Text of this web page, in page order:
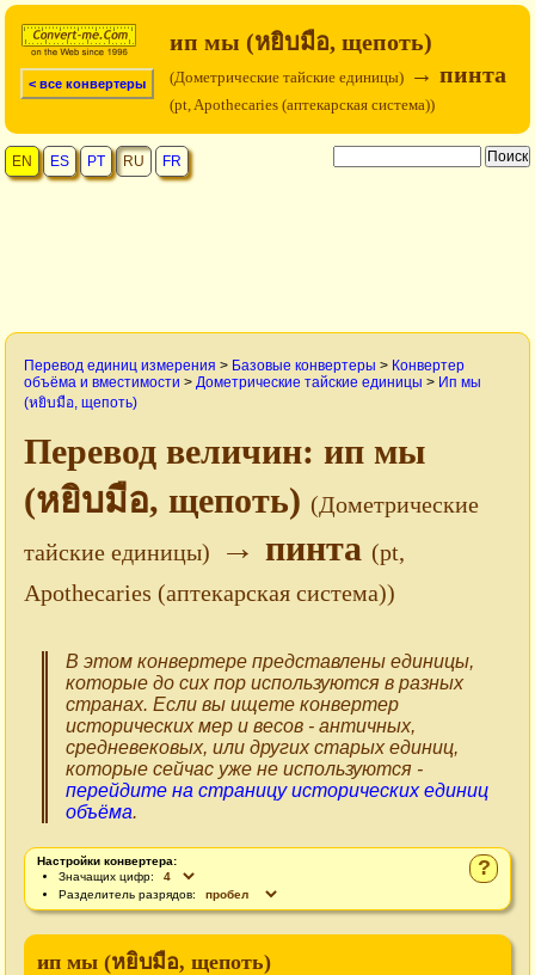
< все конвертеры
ип мы (หยิบมือ, щепоть)
(Дометрические тайские единицы) → пинта
(pt, Apothecaries (аптекарская система))
EN ES PT RU FR
Перевод единиц измерения > Базовые конвертеры > Конвертер
объёма и вместимости > Дометрические тайские единицы > Ип мы
(หยิบมือ, щепоть)
Перевод величин: ип мы
(หยิบมือ, щепоть) (Дометрические
тайские единицы)
→ пинта (pt,
Apothecaries (аптекарская система))
В этом конвертере представлены единицы,
которые до сих пор используются в разных
странах. Если вы ищете конвертер
исторических мер и весов - античных,
средневековых, или других старых единиц,
которые сейчас уже не используются -
перейдите на страницу исторических единиц
объёма.
?
Настройки конвертера:
Значащих цифр:
Разделитель разрядов:
ип мы (หยิบมือ, щепоть)